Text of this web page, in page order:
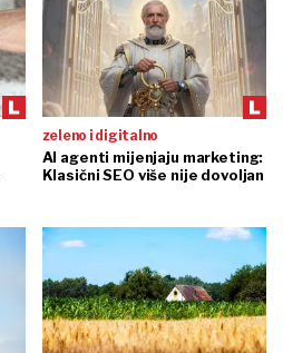
zeleno i digitalno
AI agenti mijenjaju marketing:
Klasični SEO više nije dovoljan